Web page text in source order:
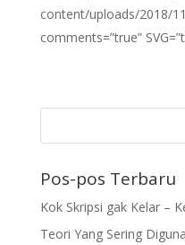
content/uploads/2018/
comments=”true”
Pos-pos Terbaru
Kok Skripsi gak Kelar –
Teori Yang Sering